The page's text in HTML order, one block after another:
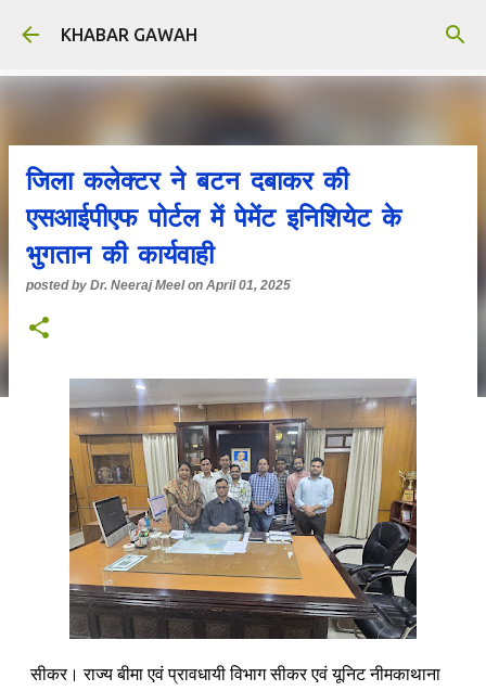
Skip to main content
KHABAR GAWAH
जिला कलेक्टर ने ​बटन दबाकर की
एसआईपीएफ पोर्टल में पेमेंट इनिशियेट के
भुगतान की कार्यवाही
posted by Dr. Neeraj Meel on April 01, 2025
सीकर। राज्य बीमा एवं प्रावधायी विभाग सीकर एवं यूनिट नीमकाथाना